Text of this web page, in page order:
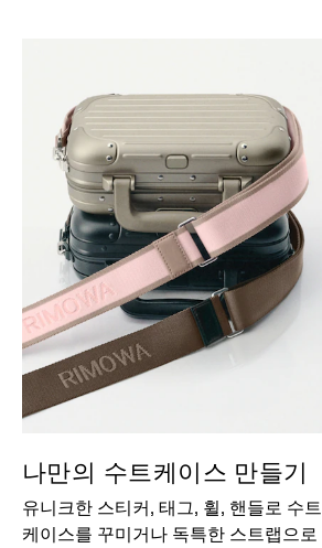
나만의 수트케이스 만들기
유니크한 스티커, 태그, 휠, 핸들로 수트
케이스를 꾸미거나 독특한 스트랩으로